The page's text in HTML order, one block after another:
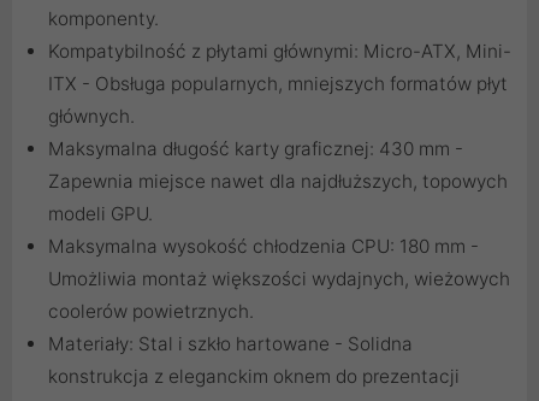
komponenty.
Kompatybilność z płytami głównymi: Micro-ATX, Mini-
ITX - Obsługa popularnych, mniejszych formatów płyt
głównych.
Maksymalna długość karty graficznej: 430 mm -
Zapewnia miejsce nawet dla najdłuższych, topowych
modeli GPU.
Maksymalna wysokość chłodzenia CPU: 180 mm -
Umożliwia montaż większości wydajnych, wieżowych
coolerów powietrznych.
Materiały: Stal i szkło hartowane - Solidna
konstrukcja z eleganckim oknem do prezentacji